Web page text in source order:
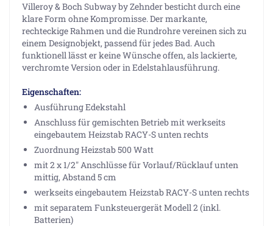
Villeroy & Boch Subway by Zehnder besticht durch eine
klare Form ohne Kompromisse. Der markante,
rechteckige Rahmen und die Rundrohre vereinen sich zu
einem Designobjekt, passend für jedes Bad. Auch
funktionell lässt er keine Wünsche offen, als lackierte,
verchromte Version oder in Edelstahlausführung.
Eigenschaften:
Ausführung Edekstahl
Anschluss für gemischten Betrieb mit werkseits
eingebautem Heizstab RACY-S unten rechts
Zuordnung Heizstab 500 Watt
mit 2 x 1/2" Anschlüsse für Vorlauf/Rücklauf unten
mittig, Abstand 5 cm
werkseits eingebautem Heizstab RACY-S unten rechts
mit separatem Funksteuergerät Modell 2 (inkl.
Batterien)